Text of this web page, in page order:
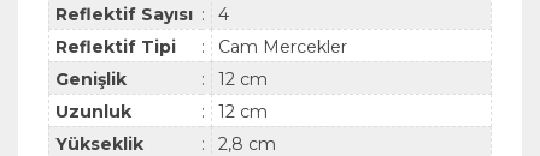
Reflektif Sayısı :
4
Reflektif Tipi
:
Cam Mercekler
Genişlik
:
12 cm
Uzunluk
:
12 cm
Yükseklik
:
2,8 cm